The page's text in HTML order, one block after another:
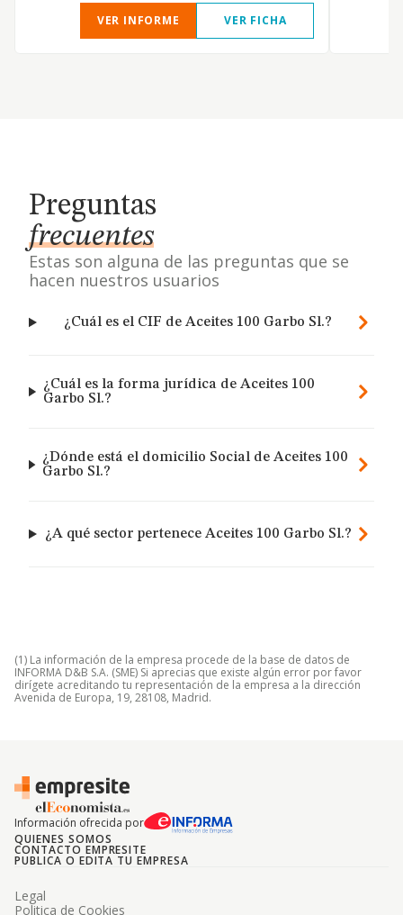
VER INFORME VER FICHA
Preguntas
frecuentes
Estas son alguna de las preguntas que se
hacen nuestros usuarios
¿Cuál es el CIF de Aceites 100 Garbo Sl.?
¿Cuál es la forma jurídica de Aceites 100
Garbo Sl.?
¿Dónde está el domicilio Social de Aceites 100
Garbo Sl.?
¿A qué sector pertenece Aceites 100 Garbo Sl.?
(1) La información de la empresa procede de la base de datos de
INFORMA D&B S.A. (SME) Si aprecias que existe algún error por favor
dirígete acreditando tu representación de la empresa a la dirección
Avenida de Europa, 19, 28108, Madrid.
Información ofrecida por
QUIENES SOMOS
CONTACTO EMPRESITE
PUBLICA O EDITA TU EMPRESA
Legal
Politica de Cookies